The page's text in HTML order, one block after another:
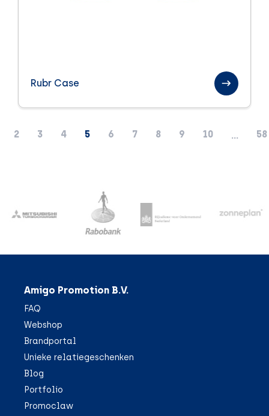
Rubr Case
2 3 4 5 6 7 8 9 10 ... 58
Amigo Promotion B.V.
FAQ
Webshop
Brandportal
Unieke relatiegeschenken
Blog
Portfolio
Promoclaw